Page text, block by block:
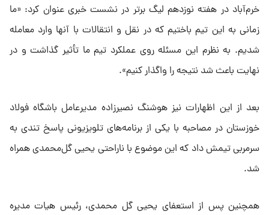
خرم‌آباد در هفته نوزدهم لیگ برتر در نشست خبری عنوان کرد: «ما
زمانی به این تیم باختیم که در نقل و انتقالات با آنها وارد معامله
شدیم. به نظرم این مسئله روی عملکرد تیم ما تأثیر گذاشت و در
نهایت باعث شد نتیجه را واگذار کنیم».
بعد از این اظهارات نیز هوشنگ نصیرزاده مدیرعامل باشگاه فولاد
خوزستان در مصاحبه با یکی از برنامه‌های تلویزیونی پاسخ تندی به
سرمربی تیمش داد که این موضوع با ناراحتی یحیی گل‌محمدی همراه
شد.
همچنین پس از استعفای یحیی گل محمدی، رئیس هیات مدیره